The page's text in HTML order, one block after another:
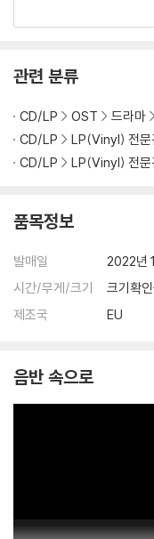
관련 분류
CD/LP OST 드라마
CD/LP
LP(Vinyl) 전문
CD/LP
LP(Vinyl) 전문
품목정보
발매일
2022년
시간/무게/크기
크기확
제조국
EU
음반 속으로